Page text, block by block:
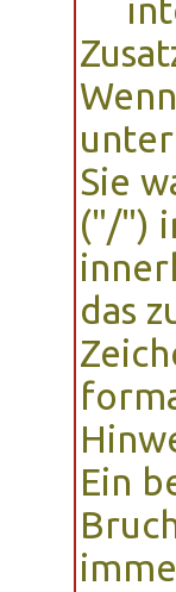
Sie
("/")
das
Ein